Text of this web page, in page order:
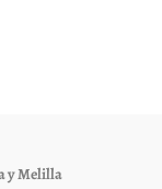
y Melilla